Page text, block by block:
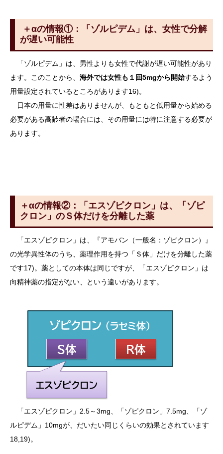
＋αの情報①：「ゾルピデム」は、女性で分解
が遅い可能性
「ゾルピデム」は、男性よりも女性で代謝が遅い可能性があり
ます。このことから、 海外では女性も１回5mgから開始するよう
用量設定されているところがあります16)。
日本の用量に性差はありませんが、もともと低用量から始める
必要がある高齢者の場合には、その用量には特に注意する必要が
あります。
＋αの情報②：「エスゾピクロン」は、「ゾピ
クロン」のＳ体だけを分離した薬
「エスゾピクロン」は、『アモバン（一般名：ゾピクロン）』
の光学異性体のうち、薬理作用を持つ「Ｓ体」だけを分離した薬
です17)。薬としての本体は同じですが、「エスゾピクロン」は
向精神薬の指定がない、という違いがあります。
「エスゾピクロン」2.5～3mg、「ゾピクロン」7.5mg、「ゾ
ルピデム」10mgが、だいたい同じくらいの効果とされています
18,19)。